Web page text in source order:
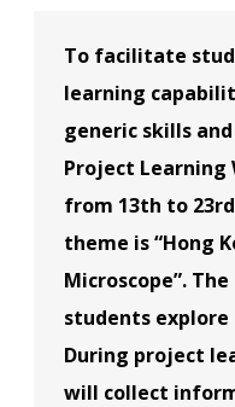
To facilitate
learning
generic skills
Project Learning
from 13th to 23rd
theme is “Hong
Microscope”.
students explore
During project
will collect